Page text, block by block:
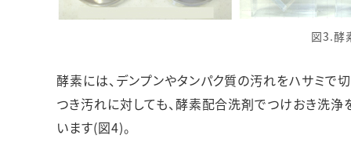
図3.酵
酵素には、デンプンやタンパク質の汚れをハサミで
つき汚れに対しても、酵素配合洗剤でつけおき洗
います(図4)。